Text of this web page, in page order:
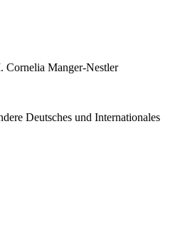
Deutsches und Internationales